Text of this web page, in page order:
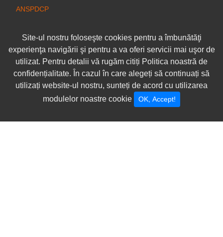
ANSPDCP
Site-ul nostru foloseşte cookies pentru a îmbunătăţi
experienţa navigării şi pentru a va oferi servicii mai uşor de
utilizat. Pentru detalii vă rugăm citiți Politica noastră de
confidențialitate. În cazul în care alegeți să continuați să
utilizați website-ul nostru, sunteți de acord cu utilizarea
modulelor noastre cookie
OK, Accept!